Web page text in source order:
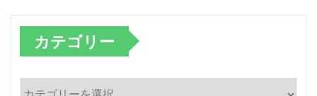
カテゴリー
カ